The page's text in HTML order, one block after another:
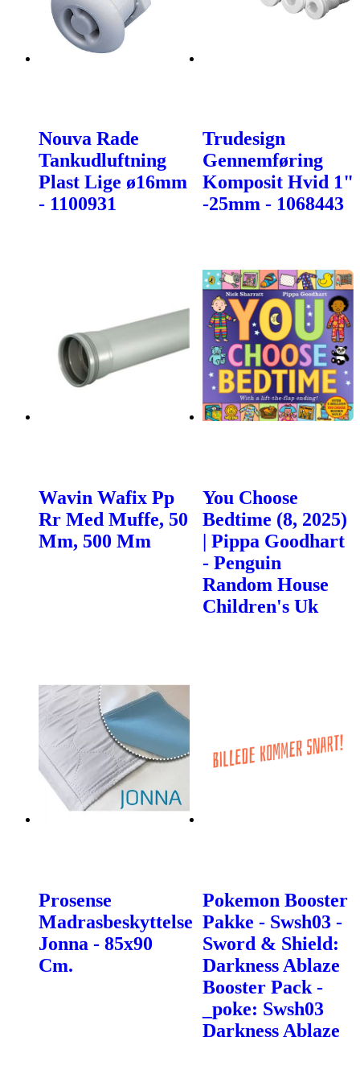
Nouva Rade
Tankudluftning
Plast Lige ø16mm
- 1100931
Trudesign
Gennemføring
Komposit Hvid 1"
-25mm - 1068443
Wavin Wafix Pp
Rr Med Muffe, 50
Mm, 500 Mm
You Choose
Bedtime (8, 2025)
| Pippa Goodhart
- Penguin
Random House
Children's Uk
Prosense
Madrasbeskyttelse
Jonna - 85x90
Cm.
Pokemon Booster
Pakke - Swsh03 -
Sword & Shield:
Darkness Ablaze
Booster Pack -
_poke: Swsh03
Darkness Ablaze